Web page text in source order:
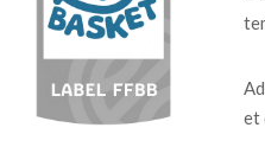
et